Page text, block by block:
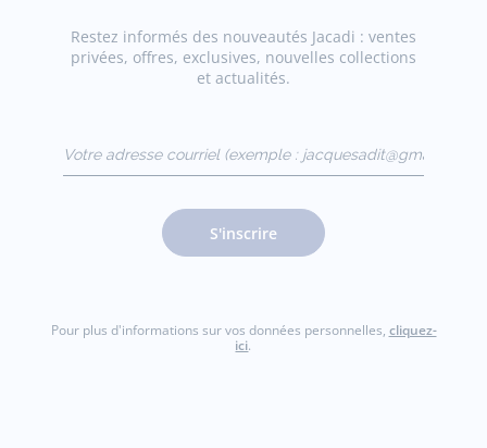
Restez informés des nouveautés Jacadi : ventes
privées, offres, exclusives, nouvelles collections
et actualités.
(exemple :
jacquesadit@gmail.com)
S'inscrire
Pour plus d'informations sur vos données personnelles, cliquez-
ici.